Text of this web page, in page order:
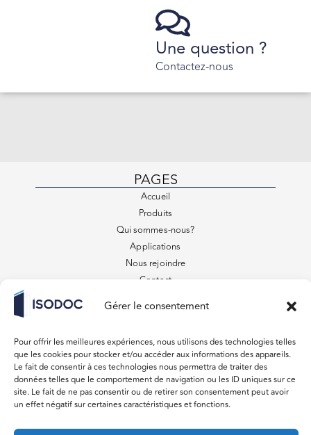
Gérer le consentement
Pour offrir les meilleures expériences, nous utilisons des technologies telles
que les cookies pour stocker et/ou accéder aux informations des appareils.
Le fait de consentir à ces technologies nous permettra de traiter des
données telles que le comportement de navigation ou les ID uniques sur ce
site. Le fait de ne pas consentir ou de retirer son consentement peut avoir
un effet négatif sur certaines caractéristiques et fonctions.
Une question ?
Contactez-nous
PAGES
Accueil
Produits
Qui sommes-nous?
Applications
Nous rejoindre
Contact
Conditions générales de vente
879 Rue des Entrepreneurs
31220 Lavelanet de Comminges
Du lundi au vendredi 08:00 – 18:00
Samedi, Dimanche Fermé
CONTACT